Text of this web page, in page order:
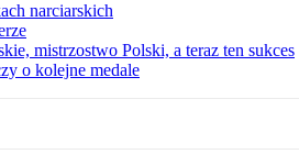
narciarskich
mistrzostwo Polski, a teraz ten sukces
o kolejne medale